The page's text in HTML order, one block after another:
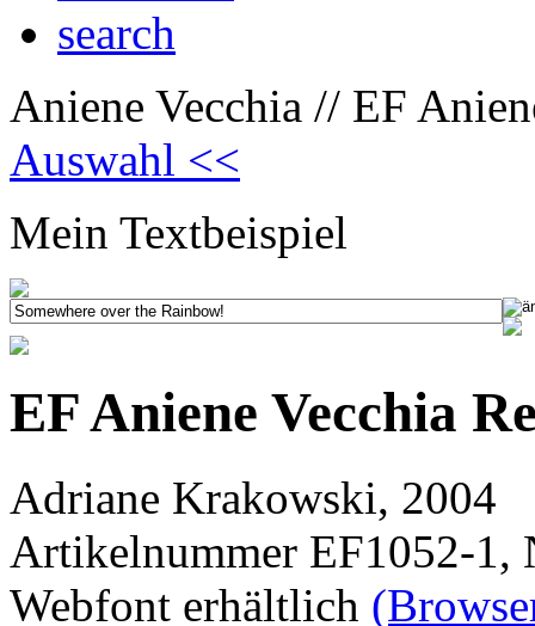
Aniene Vecchia // EF
Auswahl <<
Mein Textbeispiel
EF Aniene Vecchia
Adriane Krakowski, 2004
Artikelnummer EF1052-1,
Webfont erhältlich